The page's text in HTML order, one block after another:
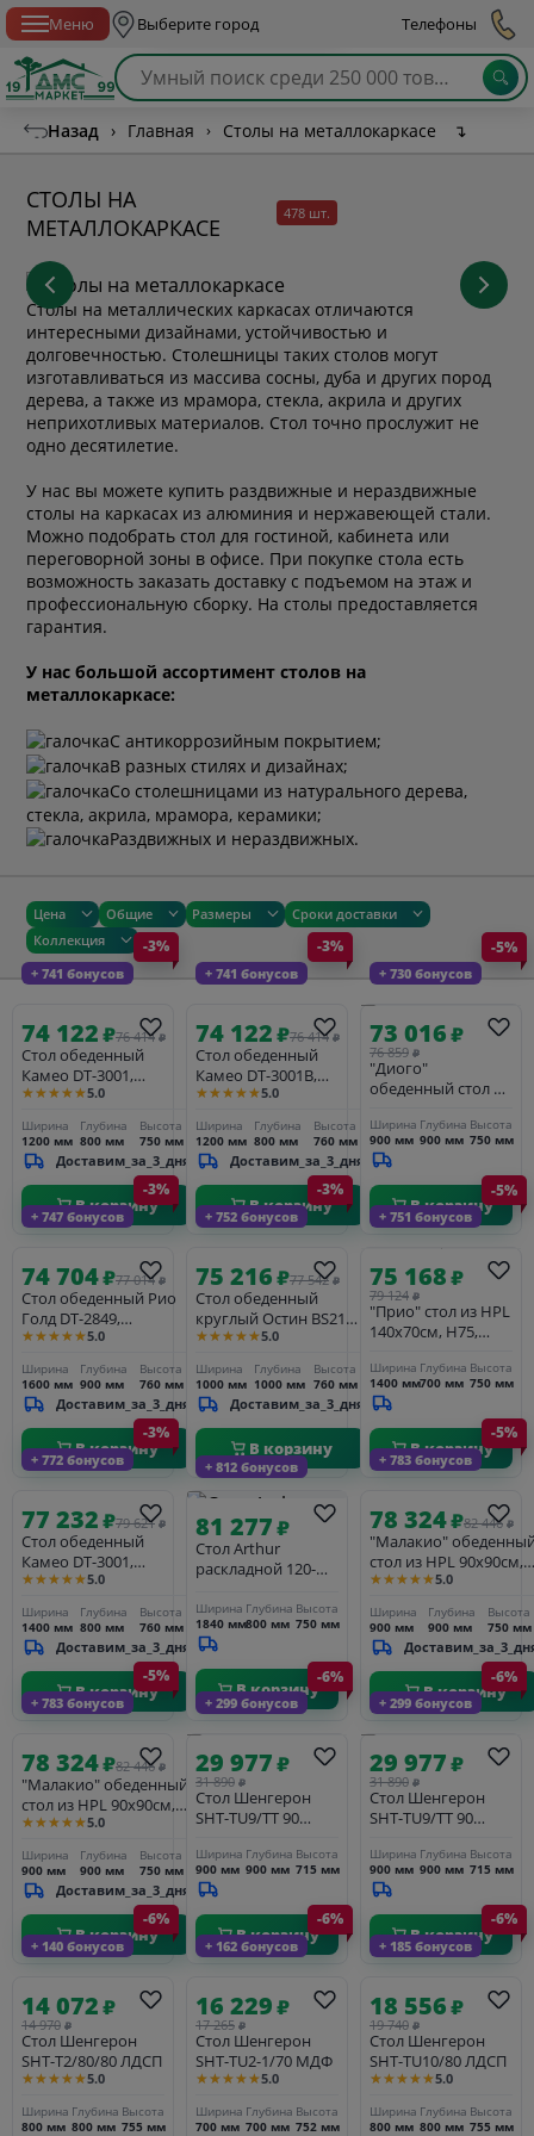
Меню Выберите город Телефоны
Назад › Главная › Столы на металлокаркасе ↴
СТОЛЫ НА
МЕТАЛЛОКАРКАСЕ
478 шт.
Столы на металлических каркасах отличаются
интересными дизайнами, устойчивостью и
долговечностью. Столешницы таких столов могут
изготавливаться из массива сосны, дуба и других пород
дерева, а также из мрамора, стекла, акрила и других
неприхотливых материалов. Стол точно прослужит не
одно десятилетие.
У нас вы можете купить раздвижные и нераздвижные
столы на каркасах из алюминия и нержавеющей стали.
Можно подобрать стол для гостиной, кабинета или
переговорной зоны в офисе. При покупке стола есть
возможность заказать доставку с подъемом на этаж и
профессиональную сборку. На столы предоставляется
гарантия.
У нас большой ассортимент столов на
металлокаркасе:
С антикоррозийным покрытием;
В разных стилях и дизайнах;
Со столешницами из натурального дерева,
стекла, акрила, мрамора, керамики;
Раздвижных и нераздвижных.
Цена Общие Размеры
Сроки доставки
Коллекция
+ 741 бонусов
-3%
74 122₽76 414 ₽
Стол обеденный
Камео DT-3001,
120х80х76 см, белый
★★★★★5.0
Ширина
1200 мм
Глубина
800 мм
Высота
750 мм
Доставим_за_3_дня
В корзину
+ 741 бонусов
-3%
74 122₽76 414 ₽
Стол обеденный
Камео DT-3001B,
120х80х75 см, белый
★★★★★5.0
Ширина
1200 мм
Глубина
800 мм
Высота
760 мм
Доставим_за_3_дня
В корзину
+ 730 бонусов
-5%
73 016₽
76 859 ₽
"Диого"
обеденный стол из
Ø90см, цвет
"серый гранит"
Ширина
900 мм
Глубина
900 мм
Высота
750 мм
В корзину
+ 747 бонусов
-3%
74 704₽77 014 ₽
Стол обеденный Рио
Голд DT-2849,
160х90х76 см, белый
глянцевое золото
★★★★★5.0
Ширина
1600 мм
Глубина
900 мм
Высота
760 мм
Доставим_за_3_дня
В корзину
+ 752 бонусов
-3%
75 216₽77 542 ₽
Стол обеденный
круглый Остин BS212-
100LG, 100х76 см,
мрамор/золото
★★★★★5.0
Ширина
1000 мм
Глубина
1000 мм
Высота
760 мм
Доставим_за_3_дня
В корзину
+ 751 бонусов
-5%
75 168₽
79 124 ₽
"Прио" стол из HPL
140х70см, H75,
"серый гранит"
Ширина
1400 мм
Глубина
700 мм
Высота
750 мм
В корзину
+ 772 бонусов
-3%
77 232₽79 621 ₽
Стол обеденный
Камео DT-3001,
140х80х76 см, белый
★★★★★5.0
Ширина
1400 мм
Глубина
800 мм
Высота
760 мм
Доставим_за_3_дня
В корзину
+ 812 бонусов
81 277₽
Стол Arthur
раскладной 120-
керамогранит
серый мрамор
Greys Grey, чёрный
Ширина
1840 мм
Глубина
800 мм
Высота
750 мм
В корзину
+ 783 бонусов
-5%
78 324₽82 446 ₽
"Малакио"
стол из HPL 90х90см,
цвет молочный,
★★★★★5.0
Ширина
900 мм
Глубина
900 мм
Высота
750 мм
В корзину
+ 783 бонусов
-5%
78 324₽82 446 ₽
"Малакио" обеденный
стол из HPL 90х90см,
цвет "серый гранит",
★★★★★5.0
Ширина
900 мм
Глубина
900 мм
Высота
750 мм
Доставим_за_3_дня
В корзину
+ 299 бонусов
-6%
29 977₽
31 890 ₽
Стол Шенгерон
SHT-TU9/TT 90
Ширина
900 мм
Глубина
900 мм
Высота
715 мм
В корзину
+ 299 бонусов
-6%
29 977₽
31 890 ₽
Стол Шенгерон
SHT-TU9/TT 90
Ширина
900 мм
Глубина
900 мм
Высота
715 мм
В корзину
+ 140 бонусов
-6%
14 072₽
14 970 ₽
Стол Шенгерон
SHT-T2/80/80 ЛДСП
★★★★★5.0
Ширина
800 мм
Глубина
800 мм
Высота
755 мм
+ 162 бонусов
-6%
16 229₽
17 265 ₽
Стол Шенгерон
SHT-TU2-1/70 МДФ
★★★★★5.0
Ширина
700 мм
Глубина
700 мм
Высота
752 мм
+ 185 бонусов
-6%
18 556₽
19 740 ₽
Стол Шенгерон
SHT-TU10/80 ЛДСП
★★★★★5.0
Ширина
800 мм
Глубина
800 мм
Высота
755 мм